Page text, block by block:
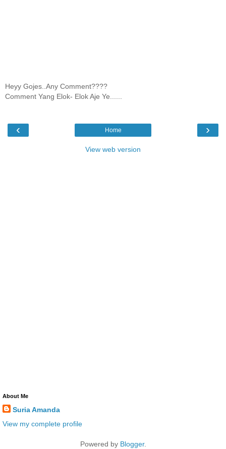
Heyy Gojes..Any Comment????
Comment Yang Elok- Elok Aje Ye......
‹ ›
Home
View web version
About Me
Suria Amanda
View my complete profile
Powered by Blogger.